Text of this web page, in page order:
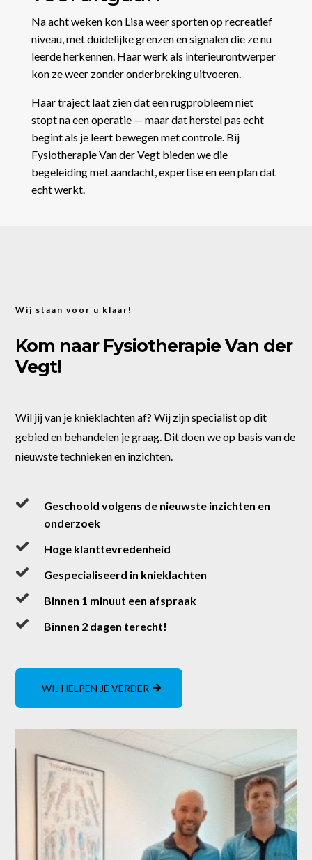
Na acht weken kon Lisa weer sporten op recreatief
niveau, met duidelijke grenzen en signalen die ze nu
leerde herkennen. Haar werk als interieurontwerper
kon ze weer zonder onderbreking uitvoeren.
Haar traject laat zien dat een rugprobleem niet
stopt na een operatie — maar dat herstel pas echt
begint als je leert bewegen met controle. Bij
Fysiotherapie Van der Vegt bieden we die
begeleiding met aandacht, expertise en een plan dat
echt werkt.
Wij staan voor u klaar!
Kom naar Fysiotherapie Van der
Vegt!
Wil jij van je knieklachten af? Wij zijn specialist op dit
gebied en behandelen je graag. Dit doen we op basis van de
nieuwste technieken en inzichten.
Geschoold volgens de nieuwste inzichten en
onderzoek
Hoge klanttevredenheid
Gespecialiseerd in knieklachten
Binnen 1 minuut een afspraak
Binnen 2 dagen terecht!
WIJ HELPEN JE VERDER